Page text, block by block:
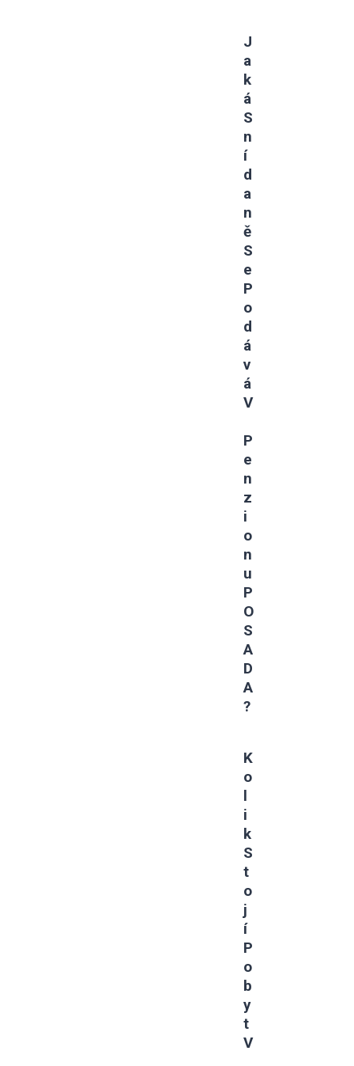
J
A
K
Á
S
N
Í
D
A
N
Ě
S
E
P
O
D
Á
V
Á
V
P
E
N
Z
I
O
N
U
P
O
S
A
D
A
?
K
O
L
I
K
S
T
O
J
Í
P
O
B
Y
T
V